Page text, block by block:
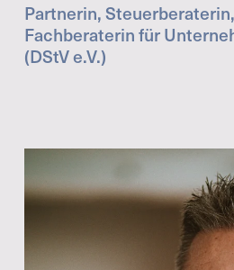
Partnerin, Steuerberaterin,
Fachberaterin für
(DStV e.V.)